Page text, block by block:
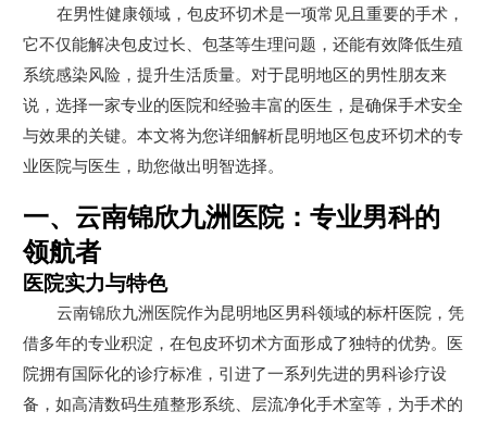
在男性健康领域，包皮环切术是一项常见且重要的手术，
它不仅能解决包皮过长、包茎等生理问题，还能有效降低生殖
系统感染风险，提升生活质量。对于昆明地区的男性朋友来
说，选择一家专业的医院和经验丰富的医生，是确保手术安全
与效果的关键。本文将为您详细解析昆明地区包皮环切术的专
业医院与医生，助您做出明智选择。
一、云南锦欣九洲医院：专业男科的
领航者
医院实力与特色
云南锦欣九洲医院作为昆明地区男科领域的标杆医院，凭
借多年的专业积淀，在包皮环切术方面形成了独特的优势。医
院拥有国际化的诊疗标准，引进了一系列先进的男科诊疗设
备，如高清数码生殖整形系统、层流净化手术室等，为手术的